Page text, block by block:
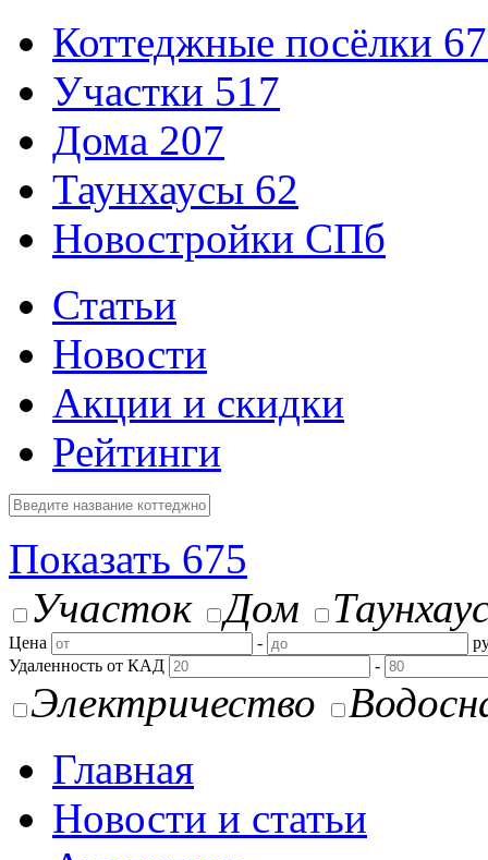
Коттеджные посёлки
Участки 517
Дома 207
Таунхаусы 62
Новостройки СПб
Статьи
Новости
Акции и скидки
Рейтинги
Показать 675
Участок
Дом
Цена -
Удаленность от КАД
-
Электричество
Главная
Новости и статьи